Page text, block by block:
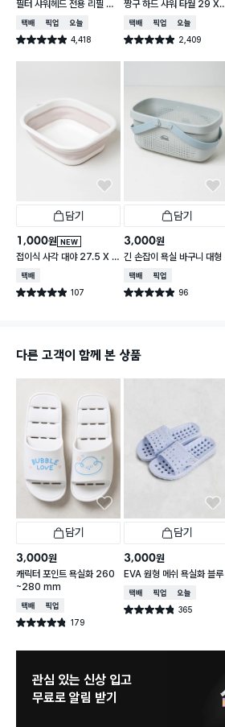
필터 샤워헤드 전용 리필 필
터 3개입
택배배송매장픽업오늘배송
별점 4.9점 4,418
건 작성
짱구 하드 샤워 타월 29 X
95 cm
택배배송매장픽업오늘배송
별점 4.9점 2,409
건 작성
담기
NEW
1,000원
접이식 사각 대야 27.5 X 2
3 cm
택배배송
별점 4.9점 107
건 작성
담기
3,000원
긴 손잡이 욕실 바구니 대형
택배배송매장픽업
별점 4.9점 96
건 작성
다른 고객이 함께 본 상품
담기
3,000원
캐릭터 포인트 욕실화 260
~280 mm
택배배송매장픽업
별점 4.8점 179
건 작성
담기
3,000원
EVA 원형 메쉬 욕실화 블루
택배배송매장픽업오늘배송
별점 4.8점 365
건 작성
관심 있는 신상 입고
무료로 알림 받기